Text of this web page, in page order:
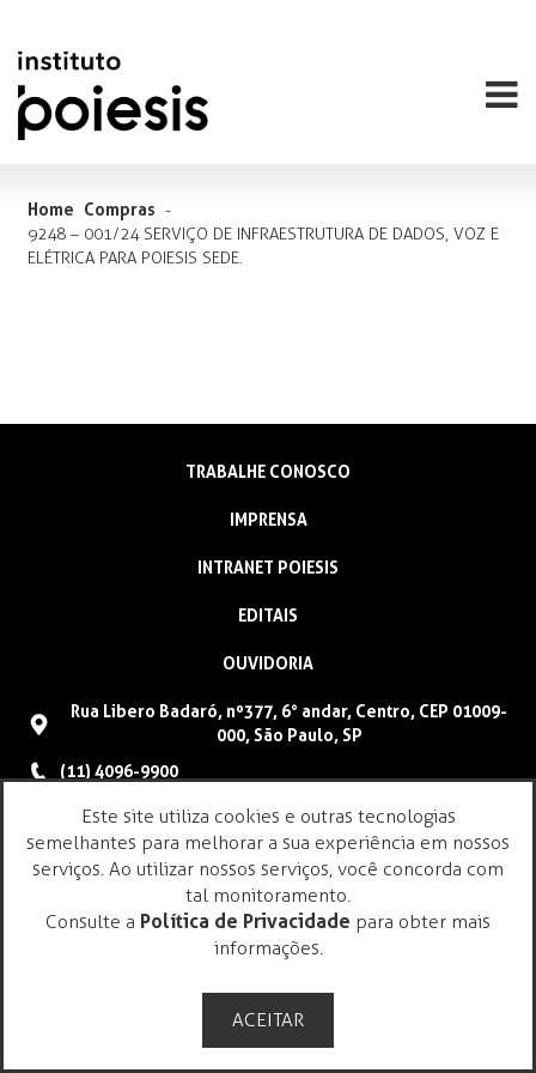
Home Compras -
9248 – 001/24 SERVIÇO DE INFRAESTRUTURA DE DADOS, VOZ E
ELÉTRICA PARA POIESIS SEDE.
TRABALHE CONOSCO
IMPRENSA
INTRANET POIESIS
EDITAIS
OUVIDORIA
Rua Libero Badaró, nº377, 6° andar, Centro, CEP 01009-
000, São Paulo, SP
(11) 4096-9900
faleconosco@poiesis.org.br
Este site utiliza cookies e outras tecnologias
semelhantes para melhorar a sua experiência em nossos
serviços. Ao utilizar nossos serviços, você concorda com
tal monitoramento.
Consulte a Política de Privacidade para obter mais
informações.
ACEITAR